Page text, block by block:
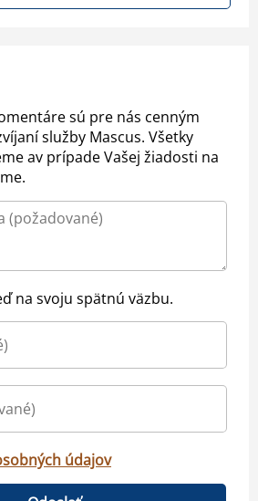
sú pre nás cenným
služby Mascus. Všetky
av prípade Vašej žiadosti na
na svoju spätnú väzbu.
údajov